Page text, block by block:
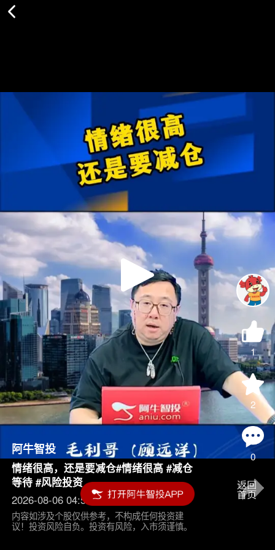
Play
Video
1
2
0
阿牛智投
情绪很高，还是要减仓#情绪很高 #减仓
等待 #风险投资
2026-08-06 04:55
内容如涉及个股仅供参考，不构成任何投资建
议！投资风险自负。投资有风险，入市须谨慎。